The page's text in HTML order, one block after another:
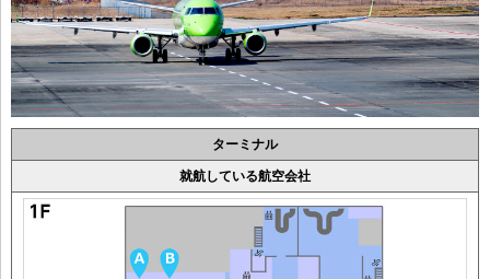
ターミナル
就航している航空会社